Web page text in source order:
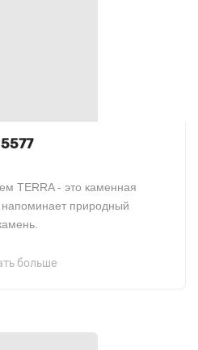
5577
TERRA - это каменная
напоминает природный
больше